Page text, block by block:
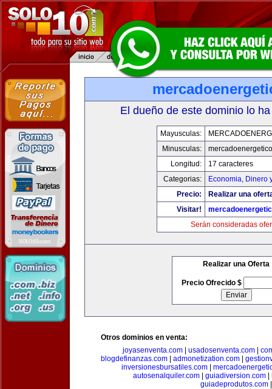
El dueño de este dominio lo
Mayusculas:
Minusculas:
Longitud:
17 caracteres
Categorias:
Economia, Dinero
Precio:
Realizar una
Visitar!
Serán consideradas
Realizar una Oferta
Precio Ofrecido $
Otros dominios en venta:
joyasenventa.com
usadosenventa.com
blogdefinanzas.com
admonetization.com
inversionesbursatiles.com|
autosenalquiler.com| guiadiversion.com|
guiadeprodutos.com